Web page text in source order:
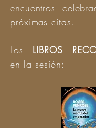
encuentros
próximas citas.
Los LIBROS
en la sesión: